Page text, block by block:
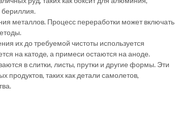
бериллия.
металлов. Процесс переработки может включать
их до требуемой чистоты используется
на катоде, а примеси остаются на аноде.
в слитки, листы, прутки и другие формы. Эти
таких как детали самолетов,